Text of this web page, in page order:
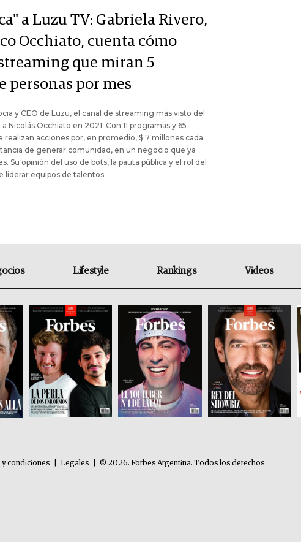
a Luzu TV: Gabriela Rivero,
Occhiato, cuenta cómo
que miran 5
personas por mes
y CEO de Luzu, el canal de streaming más visto del
Nicolás Occhiato en 2021. Con 11 programas y 65
realizan acciones por, en promedio, $ 7 millones cada
de generar comunidad, en un negocio que ya
Su opinión del uso de bots, la pauta pública y el rol del
liderar equipos de talentos.
Lifestyle Rankings Videos
condiciones Legales
© 2026. Forbes Argentina. Todos los derechos